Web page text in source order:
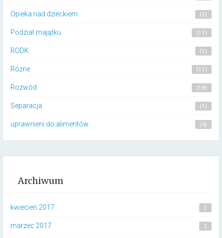
Opieka nad dzieckiem (2)
Podział majątku (11)
RODK (1)
Różne (11)
Rozwód (18)
Separacja (1)
uprawnieni do alimentów (4)
Archiwum
kwiecień 2017 1
marzec 2017 2